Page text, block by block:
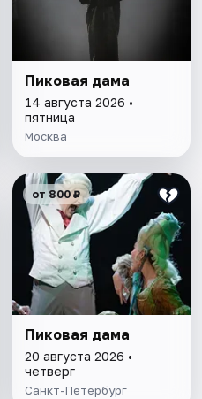
Пиковая дама
14 августа 2026 •
пятница
Москва
от 800 ₽
Пиковая дама
20 августа 2026 •
четверг
Санкт-Петербург